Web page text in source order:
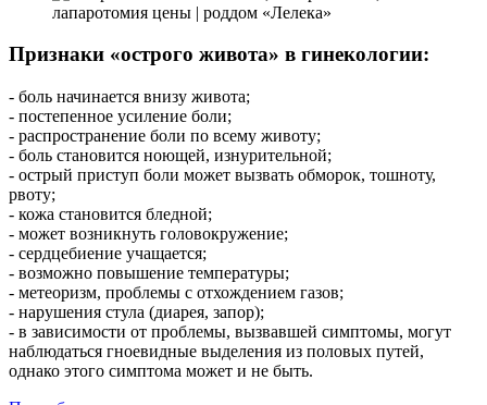
Признаки «острого живота» в гинекологии:
- боль начинается внизу живота;
- постепенное усиление боли;
- распространение боли по всему животу;
- боль становится ноющей, изнурительной;
- острый приступ боли может вызвать обморок, тошноту,
рвоту;
- кожа становится бледной;
- может возникнуть головокружение;
- сердцебиение учащается;
- возможно повышение температуры;
- метеоризм, проблемы с отхождением газов;
- нарушения стула (диарея, запор);
- в зависимости от проблемы, вызвавшей симптомы, могут
наблюдаться гноевидные выделения из половых путей,
однако этого симптома может и не быть.